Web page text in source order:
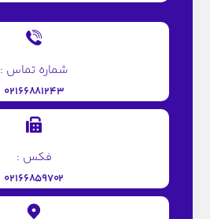
شماره تماس :
۰۲۱۶۶۸۸۱۲۴۳
فکس :
۰۲۱۶۶۸۵۹۷۰۲